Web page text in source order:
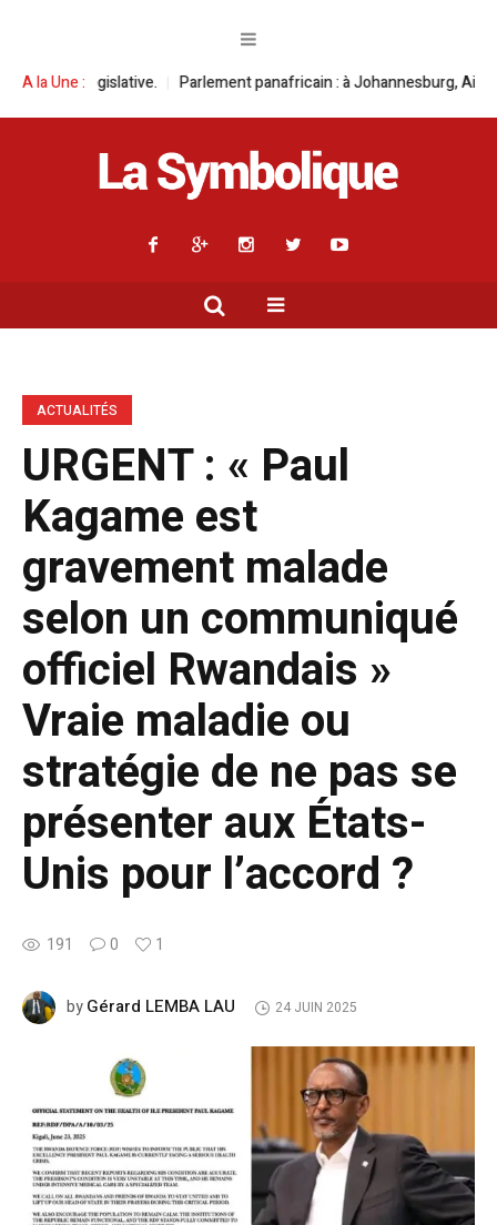
A la Une :
Parlement panafricain : à Johannesburg, Aimé Boji Sangara
ACTUALITÉS
URGENT : « Paul
Kagame est
gravement malade
selon un communiqué
officiel Rwandais »
Vraie maladie ou
stratégie de ne pas se
présenter aux États-
Unis pour l’accord ?
191 0 1
byGérard LEMBA LAU 24 JUIN 2025